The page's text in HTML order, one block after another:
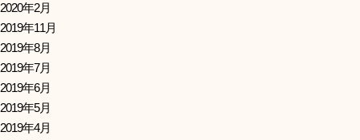
2020年2月
2019年11月
2019年8月
2019年7月
2019年6月
2019年5月
2019年4月